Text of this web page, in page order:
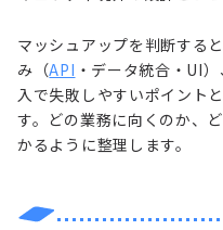
マッシュアップを判断する
み（API ・データ統合・UI
入で失敗しやすいポイント
す。どの業務に向くのか、
かるように整理します。